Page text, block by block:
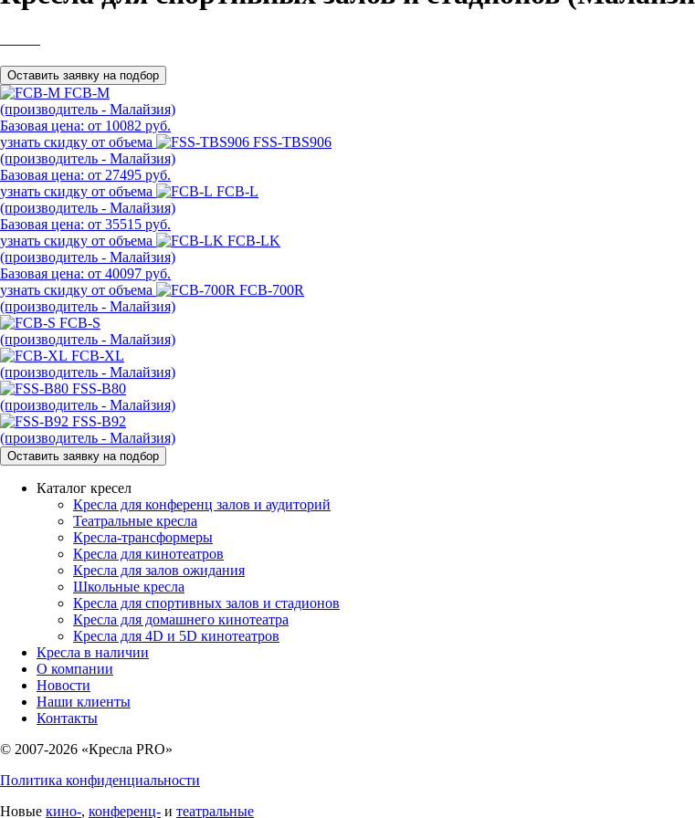
FCB-M
(производитель - Малайзия)
Базовая цена: от 10082 руб.
узнать скидку от объема
FSS-TBS906
(производитель - Малайзия)
Базовая цена: от 27495 руб.
узнать скидку от объема
FCB-L
(производитель - Малайзия)
Базовая цена: от 35515 руб.
узнать скидку от объема
FCB-LK
(производитель - Малайзия)
Базовая цена: от 40097 руб.
узнать скидку от объема
FCB-700R
(производитель - Малайзия)
FCB-S
(производитель - Малайзия)
FCB-XL
(производитель - Малайзия)
FSS-B80
(производитель - Малайзия)
FSS-B92
(производитель - Малайзия)
Каталог кресел
Кресла для конференц залов и аудиторий
Театральные кресла
Кресла-трансформеры
Кресла для кинотеатров
Кресла для залов ожидания
Школьные кресла
Кресла для спортивных залов и стадионов
Кресла для домашнего кинотеатра
Кресла для 4D и 5D кинотеатров
Кресла в наличии
О компании
Новости
Наши клиенты
Контакты
© 2007-2026 «Кресла PRO»
Политика конфиденциальности
Новые кино-, конференц- и театральные